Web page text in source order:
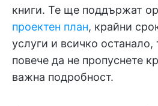
книги. Те ще поддържат
проектен план, крайни
услуги и всичко останало,
повече да не пропуснете
важна подробност.